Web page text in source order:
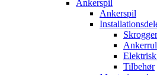
Ankerspil
Ankerspil
Tilbehør